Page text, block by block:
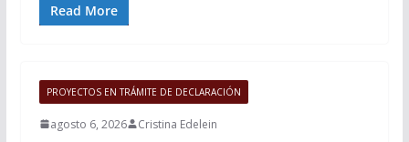
Read More
PROYECTOS EN TRÁMITE DE DECLARACIÓN
agosto 6, 2026 Cristina Edelein